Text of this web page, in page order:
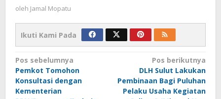
oleh Jamal Mopatu
Ikuti Kami Pada
Navigasi
pos
Pos sebelumnya
Pemkot Tomohon
Konsultasi dengan
Kementerian
Pos berikutnya
DLH Sulut Lakukan
Pembinaan Bagi Puluhan
Pelaku Usaha Kegiatan